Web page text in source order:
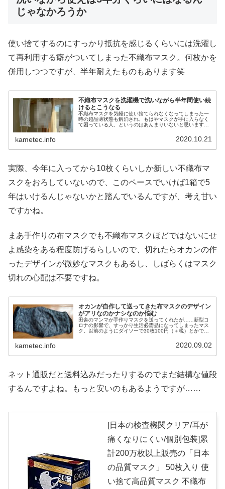
じゃなかろうか
使い捨てするのにすっかり抵抗を感じるくらいには洗濯し
て再利用する癖がついてしまった不織布マスク。何枚かを
併用しつつですが、半年耐えたものもあります笑
不織布マスクを洗濯機で洗いながら半年間使い続
けるとこうなる
不織布マスクを気軽に使い捨てられなくなってしまった一
時の超品薄状態も解消され、もはやマスクが手に入らなく
て困っている人、というのはあんまりいないと思います。
kametec.info 2020.10.21
実際、今年に入ってから10枚くらいしか新しい不織布マ
スクをおろしていないので、このペースでいけば1箱で5
年はいけるんじゃないかと踏んでいるんですが、考え甘い
ですかね。
まあ手作りの布マスクでも不織布マスクほどではないにせ
よ感染をある程度防げるらしいので、切れたらオカンの作
ったデザインが微妙なマスクもあるし、しばらくはマスク
切れの心配は不要ですね。
オカンが自作して送ってきた布マスクのデザイン
がアリなのかナシなのか悩む
田舎のマンマが手作りマスクを送ってくれたが……新型コ
ロナの影響で、すっかり生活必需品になってしまったマス
ク。以前のようにダイソーで30枚100円（＋税）とかでは
kametec.info 2020.09.02
ネット通販だと送料込みだったりするのでまだ結構な値段
するんですよね。もっと安いのもあるようですが……
[日本の検査機関クリア/耳が
痛くなりにくい/個別包装]累
計200万枚以上販売の「日本
の品質マスク」 50枚入り 使
い捨て高品質マスク 不織布